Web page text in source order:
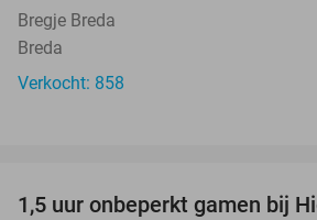
Bregje Breda
Breda
Verkocht: 858
1,5 uur onbeperkt gamen bij